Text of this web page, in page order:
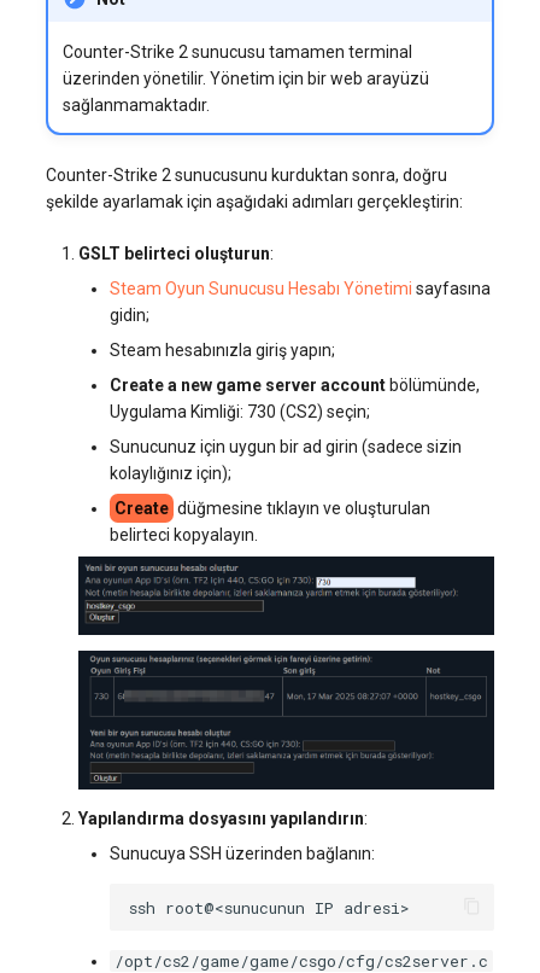
Counter-Strike 2 sunucusu tamamen terminal
üzerinden yönetilir. Yönetim için bir web arayüzü
sağlanmamaktadır.
Counter-Strike 2 sunucusunu kurduktan sonra, doğru
şekilde ayarlamak için aşağıdaki adımları gerçekleştirin:
GSLT belirteci oluşturun:
Steam Oyun Sunucusu Hesabı Yönetimi sayfasına
gidin;
Steam hesabınızla giriş yapın;
Create a new game server accountbölümünde,
Uygulama Kimliği: 730 (CS2) seçin;
Sunucunuz için uygun bir ad girin (sadece sizin
kolaylığınız için);
Create düğmesine tıklayın ve oluşturulan
belirteci kopyalayın.
Yapılandırma dosyasını yapılandırın:
Sunucuya SSH üzerinden bağlanın:
ssh root@<sunucunun IP
/opt/cs2/game/game/csgo/cfg/cs2server.c